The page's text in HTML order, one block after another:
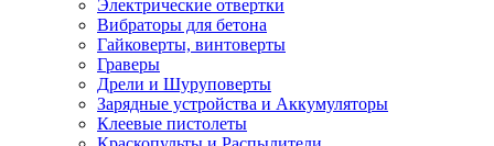
Электрические отвертки
Вибраторы для бетона
Гайковерты, винтоверты
Граверы
Дрели и Шуруповерты
Зарядные устройства и Аккумуляторы
Клеевые пистолеты